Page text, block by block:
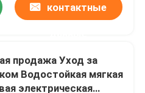
контактные
продажа Уход за
Водостойкая мягкая
электрическая